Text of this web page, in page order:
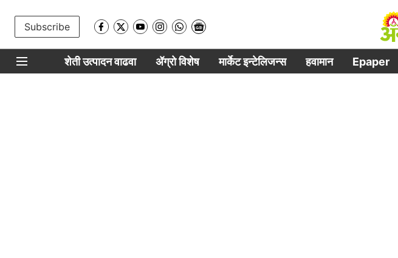
Subscribe
शेती उत्पादन वाढवा ॲग्रो विशेष मार्केट इन्टेलिजन्स हवामान Epaper